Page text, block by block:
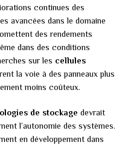
continues des
avancées dans le domaine
des rendements
dans des conditions
sur les cellules
la voie à des panneaux plus
moins coûteux.
de stockage devrait
l’autonomie des systèmes.
en développement dans